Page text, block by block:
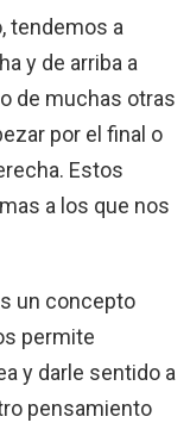
tendemos a
y de arriba a
de muchas otras
por el final o
Estos
a los que nos
un concepto
permite
y darle sentido a
pensamiento